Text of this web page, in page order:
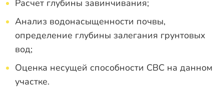
Расчет глубины завинчивания;
Анализ водонасыщенности почвы,
определение глубины залегания грунтовых
вод;
Оценка несущей способности СВС на данном
участке.